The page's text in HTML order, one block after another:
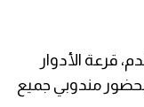
قرعة الأدوار
لدوري أبطال أوروبا 2022-2023 بحضور مندوبي جميع